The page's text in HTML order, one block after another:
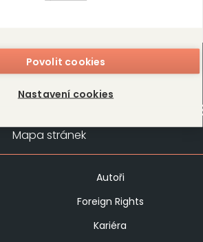
Povolit cookies
Nastavení cookies
Mapa stránek
Autoři
Foreign Rights
Kariéra